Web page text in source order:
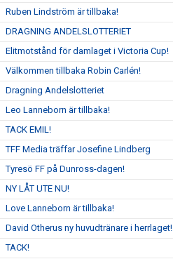
Ruben Lindström är tillbaka!
DRAGNING ANDELSLOTTERIET
Elitmotstånd för damlaget i Victoria Cup!
Välkommen tillbaka Robin Carlén!
Dragning Andelslotteriet
Leo Lanneborn är tillbaka!
TACK EMIL!
TFF Media träffar Josefine Lindberg
Tyresö FF på Dunross-dagen!
NY LÅT UTE NU!
Love Lanneborn är tillbaka!
David Otherus ny huvudtränare i herrlaget!
TACK!